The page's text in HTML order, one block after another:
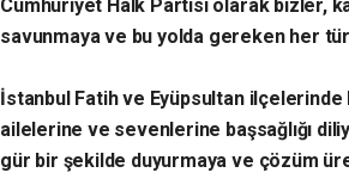
Cumhuriyet Halk Partisi olarak bizler,
savunmaya ve bu yolda gereken her
İstanbul Fatih ve Eyüpsultan ilçelerinde
ailelerine ve sevenlerine başsağlığı
gür bir şekilde duyurmaya ve çözüm